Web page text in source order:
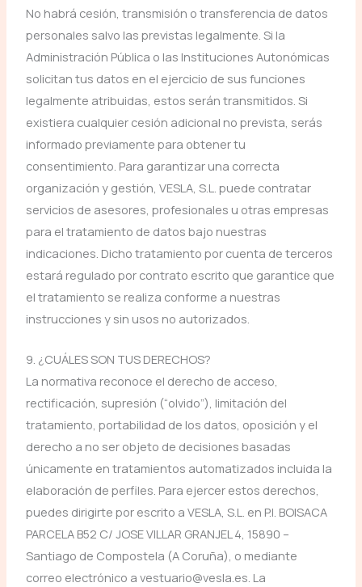
No habrá cesión, transmisión o transferencia de datos
personales salvo las previstas legalmente. Si la
Administración Pública o las Instituciones Autonómicas
solicitan tus datos en el ejercicio de sus funciones
legalmente atribuidas, estos serán transmitidos. Si
existiera cualquier cesión adicional no prevista, serás
informado previamente para obtener tu
consentimiento. Para garantizar una correcta
organización y gestión, VESLA, S.L. puede contratar
servicios de asesores, profesionales u otras empresas
para el tratamiento de datos bajo nuestras
indicaciones. Dicho tratamiento por cuenta de terceros
estará regulado por contrato escrito que garantice que
el tratamiento se realiza conforme a nuestras
instrucciones y sin usos no autorizados.
9. ¿CUÁLES SON TUS DERECHOS?
La normativa reconoce el derecho de acceso,
rectificación, supresión (“olvido”), limitación del
tratamiento, portabilidad de los datos, oposición y el
derecho a no ser objeto de decisiones basadas
únicamente en tratamientos automatizados incluida la
elaboración de perfiles. Para ejercer estos derechos,
puedes dirigirte por escrito a VESLA, S.L. en P.I. BOISACA
PARCELA B52 C/ JOSE VILLAR GRANJEL 4, 15890 –
Santiago de Compostela (A Coruña), o mediante
correo electrónico a vestuario@vesla.es. La